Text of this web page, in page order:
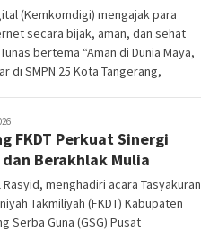
(Kemkomdigi) mengajak para
secara bijak, aman, dan sehat
bertema “Aman di Dunia Maya,
di SMPN 25 Kota Tangerang,
FKDT Perkuat Sinergi
Berakhlak Mulia
menghadiri acara Tasyakuran
Takmiliyah (FKDT) Kabupaten
Serba Guna (GSG) Pusat